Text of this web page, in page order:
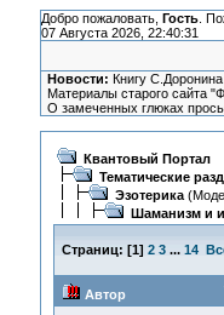
Добро пожаловать, Гость.
07 Августа 2026, 22:40:31
Новости: Книгу
Материалы старого сайта
О замеченных глюках
Квантовый Портал
Тематические
Эзотерика
Шаманизм и
Страниц: [1] 2 3 ... 14
Автор